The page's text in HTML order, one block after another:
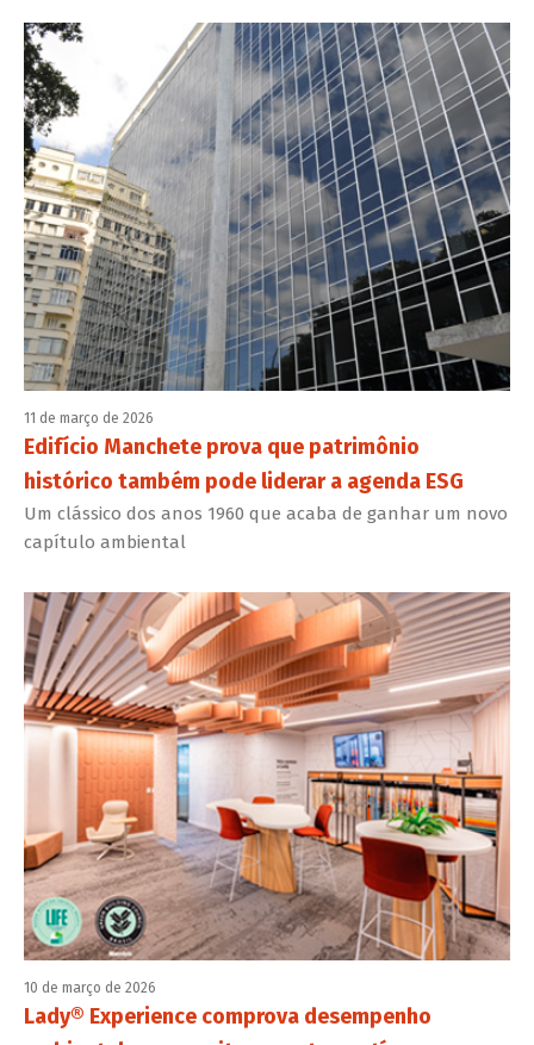
11 de março de 2026
Edifício Manchete prova que patrimônio
histórico também pode liderar a agenda ESG
Um clássico dos anos 1960 que acaba de ganhar um novo
capítulo ambiental
10 de março de 2026
Lady® Experience comprova desempenho